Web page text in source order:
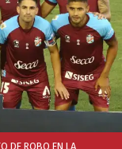
DE ROBO EN LA